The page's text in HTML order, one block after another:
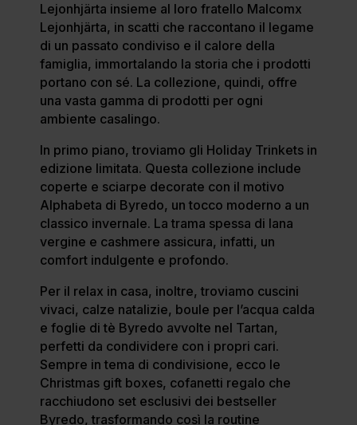
Lejonhjärta insieme al loro fratello Malcomx
Lejonhjärta, in scatti che raccontano il legame
di un passato condiviso e il calore della
famiglia, immortalando la storia che i prodotti
portano con sé. La collezione, quindi, offre
una vasta gamma di prodotti per ogni
ambiente casalingo.
In primo piano, troviamo gli Holiday Trinkets in
edizione limitata. Questa collezione include
coperte e sciarpe decorate con il motivo
Alphabeta di Byredo, un tocco moderno a un
classico invernale. La trama spessa di lana
vergine e cashmere assicura, infatti, un
comfort indulgente e profondo.
Per il relax in casa, inoltre, troviamo cuscini
vivaci, calze natalizie, boule per l’acqua calda
e foglie di tè Byredo avvolte nel Tartan,
perfetti da condividere con i propri cari.
Sempre in tema di condivisione, ecco le
Christmas gift boxes, cofanetti regalo che
racchiudono set esclusivi dei bestseller
Byredo, trasformando così la routine